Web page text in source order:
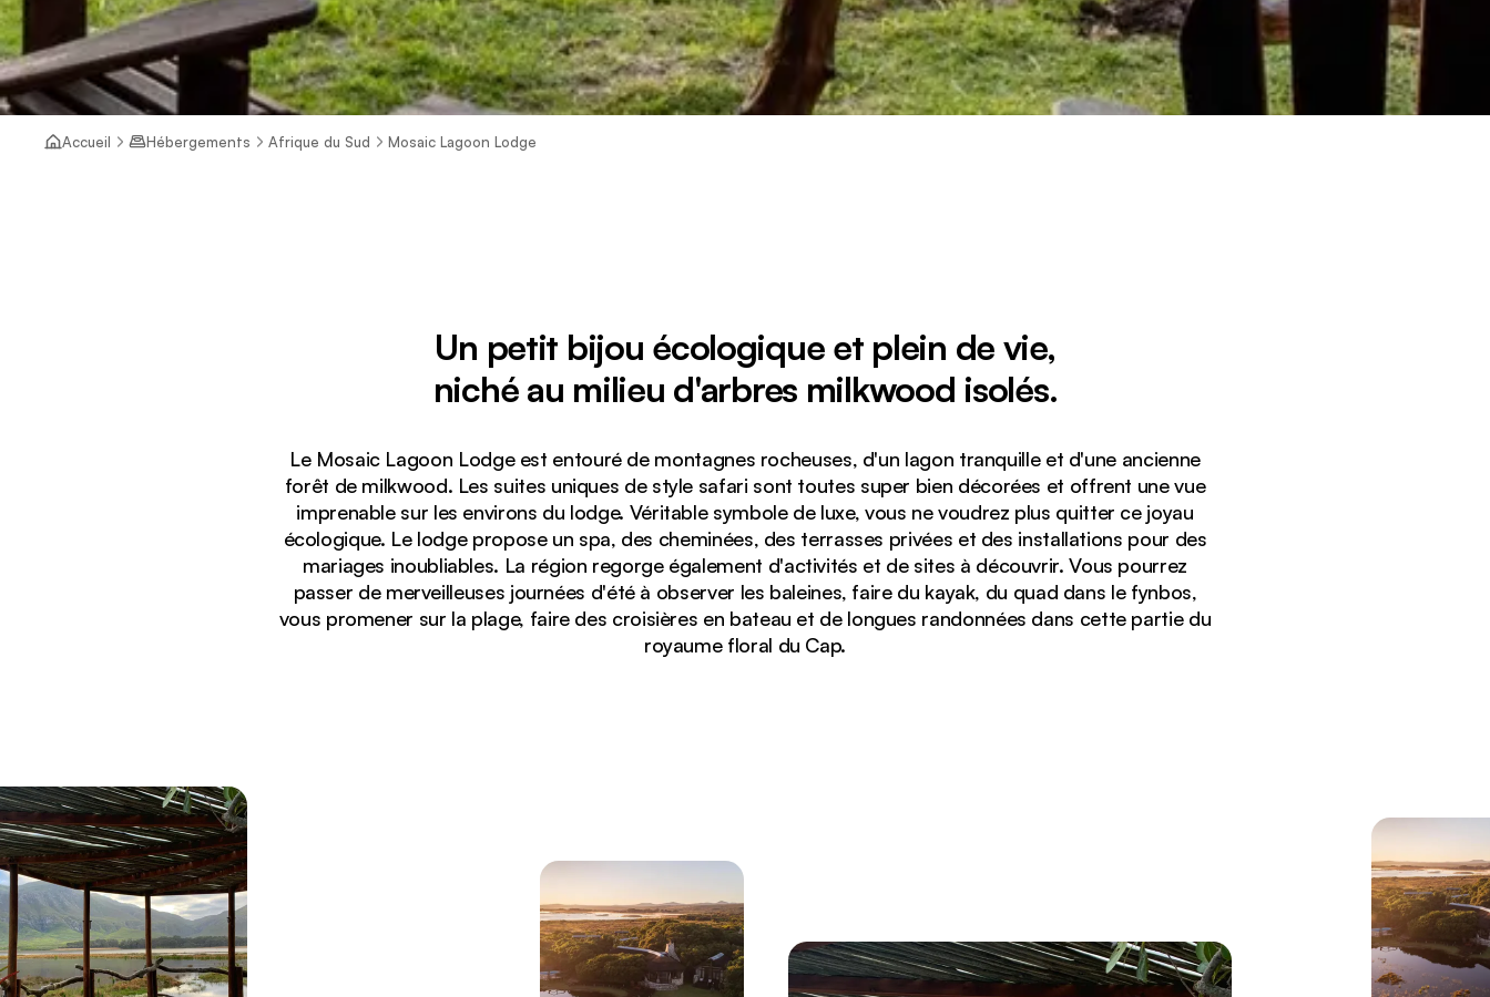
Accueil Hébergements Afrique du Sud Mosaic Lagoon Lodge
Un petit bijou écologique et plein de vie,
niché au milieu d'arbres milkwood isolés.
Le Mosaic Lagoon Lodge est entouré de montagnes rocheuses, d'un lagon tranquille et d'une ancienne
forêt de milkwood. Les suites uniques de style safari sont toutes super bien décorées et offrent une vue
imprenable sur les environs du lodge. Véritable symbole de luxe, vous ne voudrez plus quitter ce joyau
écologique. Le lodge propose un spa, des cheminées, des terrasses privées et des installations pour des
mariages inoubliables. La région regorge également d'activités et de sites à découvrir. Vous pourrez
passer de merveilleuses journées d'été à observer les baleines, faire du kayak, du quad dans le fynbos,
vous promener sur la plage, faire des croisières en bateau et de longues randonnées dans cette partie du
royaume floral du Cap.